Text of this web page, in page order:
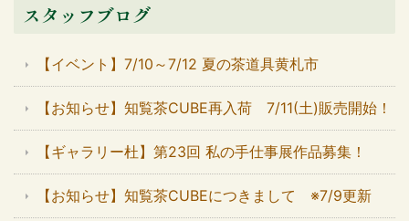
スタッフブログ
【イベント】7/10～7/12 夏の茶道具黄札市
【お知らせ】知覧茶CUBE再入荷 7/11(土)販売開始！
【ギャラリー杜】第23回 私の手仕事展作品募集！
【お知らせ】知覧茶CUBEにつきまして ※7/9更新